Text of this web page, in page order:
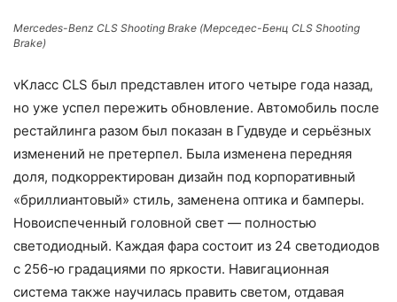
Mercedes-Benz CLS Shooting Brake (Мерседес-Бенц CLS Shooting
Brake)
vКласс CLS был представлен итого четыре года назад,
но уже успел пережить обновление. Автомобиль после
рестайлинга разом был показан в Гудвуде и серьёзных
изменений не претерпел. Была изменена передняя
доля, подкорректирован дизайн под корпоративный
«бриллиантовый» стиль, заменена оптика и бамперы.
Новоиспеченный головной свет — полностью
светодиодный. Каждая фара состоит из 24 светодиодов
с 256-ю градациями по яркости. Навигационная
система также научилась править светом, отдавая